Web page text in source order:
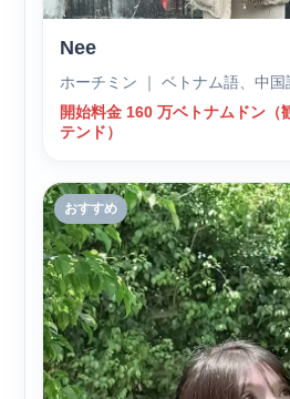
Nee
ホーチミン ｜ ベトナム語、中国
開始料金 160 万ベトナムドン（
テンド）
おすすめ